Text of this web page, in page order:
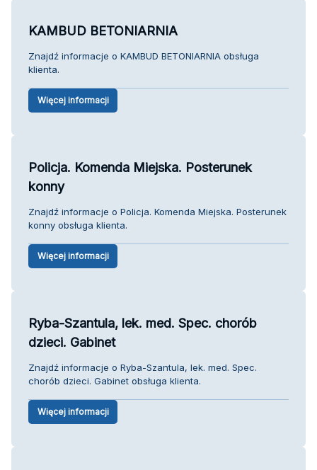
KAMBUD BETONIARNIA
Znajdź informacje o KAMBUD BETONIARNIA obsługa
klienta.
Więcej informacji
Policja. Komenda Miejska. Posterunek
konny
Znajdź informacje o Policja. Komenda Miejska. Posterunek
konny obsługa klienta.
Więcej informacji
Ryba-Szantula, lek. med. Spec. chorób
dzieci. Gabinet
Znajdź informacje o Ryba-Szantula, lek. med. Spec.
chorób dzieci. Gabinet obsługa klienta.
Więcej informacji